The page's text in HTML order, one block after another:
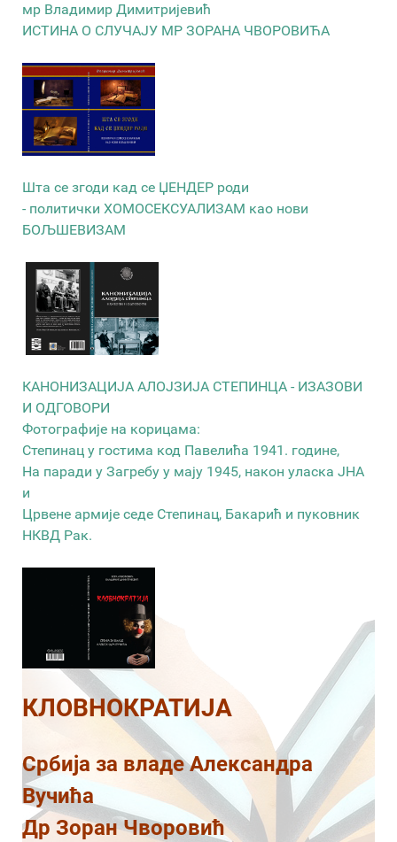
мр Владимир Димитријевић
ИСТИНА О СЛУЧАЈУ МР ЗОРАНА ЧВОРОВИЋА
Шта се згоди кад се ЏЕНДЕР роди
- политички ХОМОСЕКСУАЛИЗАМ као нови
БОЉШЕВИЗАМ
КАНОНИЗАЦИЈА АЛОЈЗИЈА СТЕПИНЦА - ИЗАЗОВИ
И ОДГОВОРИ
Фотографије на корицама:
Степинац у гостима код Павелића 1941. године,
На паради у Загребу у мају 1945, након уласка ЈНА
и
Црвене армије седе Степинац, Бакарић и пуковник
НКВД Рак.
КЛОВНОКРАТИЈА
Србија за владе Александра
Вучића
Др Зоран Чворовић